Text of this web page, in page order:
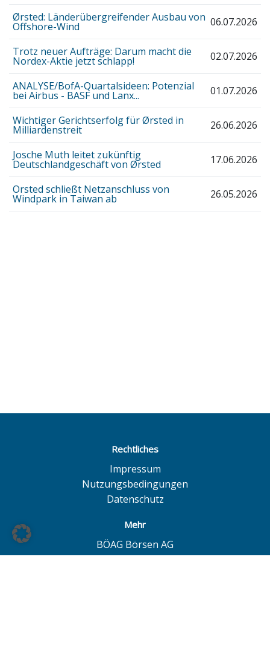
Ørsted: Länderübergreifender Ausbau von
Offshore-Wind 06.07.2026
Trotz neuer Aufträge: Darum macht die
Nordex-Aktie jetzt schlapp! 02.07.2026
ANALYSE/BofA-Quartalsideen: Potenzial
bei Airbus - BASF und Lanx... 01.07.2026
Wichtiger Gerichtserfolg für Ørsted in
Milliardenstreit 26.06.2026
Josche Muth leitet zukünftig
Deutschlandgeschäft von Ørsted 17.06.2026
Orsted schließt Netzanschluss von
Windpark in Taiwan ab 26.05.2026
Rechtliches
Impressum
Nutzungsbedingungen
Datenschutz
Mehr
BÖAG Börsen AG
Börse Hamburg